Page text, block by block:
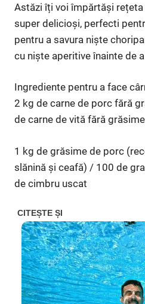
Astăzi îți voi împărtăși
super delicioși, perfecti
pentru a savura niște
cu niște aperitive înainte de
Ingrediente pentru a face
2 kg de carne de porc fără
de carne de vită fără
1 kg de grăsime de porc
slănină și ceafă) / 100 de
de cimbru uscat